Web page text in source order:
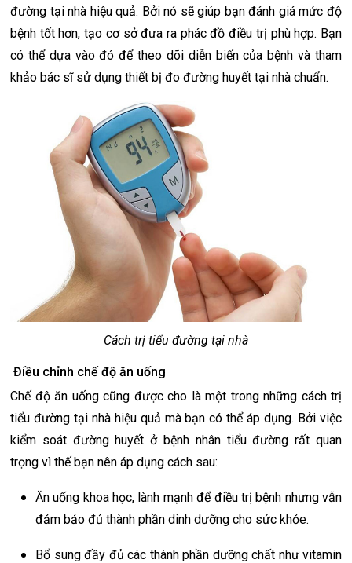
đường tại nhà hiệu quả. Bởi nó sẽ giúp bạn đánh giá mức độ
bệnh tốt hơn, tạo cơ sở đưa ra phác đồ điều trị phù hợp. Bạn
có thể dựa vào đó để theo dõi diễn biến của bệnh và tham
khảo bác sĩ sử dụng thiết bị đo đường huyết tại nhà chuẩn.
Cách trị tiểu đường tại nhà
Điều chỉnh chế độ ăn uống
Chế độ ăn uống cũng được cho là một trong những cách trị
tiểu đường tại nhà hiệu quả mà bạn có thể áp dụng. Bởi việc
kiểm soát đường huyết ở bệnh nhân tiểu đường rất quan
trọng vì thế bạn nên áp dụng cách sau:
Ăn uống khoa học, lành mạnh để điều trị bệnh nhưng vẫn
đảm bảo đủ thành phần dinh dưỡng cho sức khỏe.
Bổ sung đầy đủ các thành phần dưỡng chất như vitamin